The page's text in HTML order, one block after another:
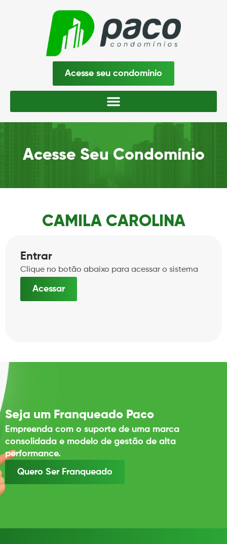
Acesse seu condomínio
Acesse Seu Condomínio
CAMILA CAROLINA
Entrar
Clique no botão abaixo para acessar o sistema
Acessar
Seja um Franqueado Paco
Empreenda com o suporte de uma marca
consolidada e modelo de gestão de alta
performance.
Quero Ser Franqueado